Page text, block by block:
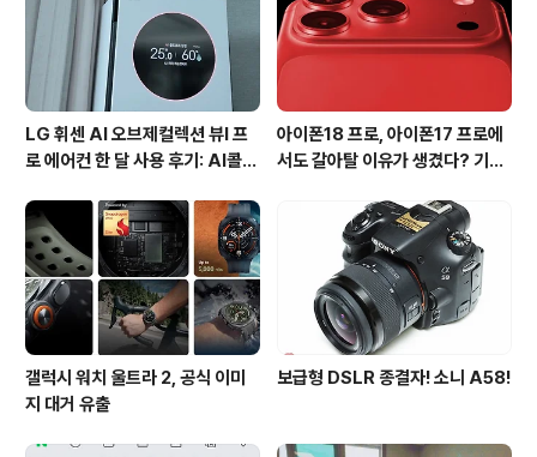
LG 휘센 AI 오브제컬렉션 뷰I 프
로 에어컨 한 달 사용 후기: AI콜드
아이폰18 프로, 아이폰17 프로에
서도 갈아탈 이유가 생겼다? 기대
갤럭시 워치 울트라 2, 공식 이미
지 대거 유출
보급형 DSLR 종결자! 소니 A58!